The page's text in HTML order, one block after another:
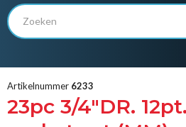
Artikelnummer 6233
23pc 3/4"DR.